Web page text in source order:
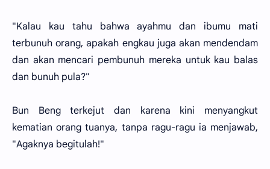
"Kalau kau tahu bahwa ayahmu dan ibumu mati
terbunuh orang, apakah engkau juga akan mendendam
dan akan mencari pembunuh mereka untuk kau balas
dan bunuh pula?"
Bun Beng terkejut dan karena kini menyangkut
kematian orang tuanya, tanpa ragu-ragu ia menjawab,
"Agaknya begitulah!"